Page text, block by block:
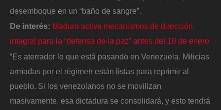
desemboque en un “baño de sangre”.
De interés: Maduro activa mecanismos de dirección
integral para la “defensa de la paz” antes del 10 de enero
“Es aterrador lo que está pasando en Venezuela. Milicias
armadas por el régimen están listas para reprimir al
pueblo. Si los venezolanos no se movilizan
masivamente, esa dictadura se consolidará, y esto tendrá